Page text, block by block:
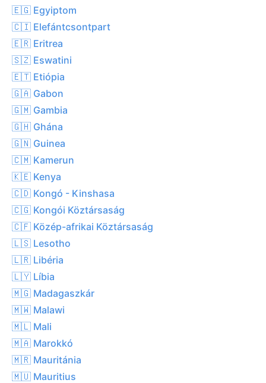
🇪🇬 Egyiptom
🇨🇮 Elefántcsontpart
🇪🇷 Eritrea
🇸🇿 Eswatini
🇪🇹 Etiópia
🇬🇦 Gabon
🇬🇲 Gambia
🇬🇭 Ghána
🇬🇳 Guinea
🇨🇲 Kamerun
🇰🇪 Kenya
🇨🇩 Kongó - Kinshasa
🇨🇬 Kongói Köztársaság
🇨🇫 Közép-afrikai Köztársaság
🇱🇸 Lesotho
🇱🇷 Libéria
🇱🇾 Líbia
🇲🇬 Madagaszkár
🇲🇼 Malawi
🇲🇱 Mali
🇲🇦 Marokkó
🇲🇷 Mauritánia
🇲🇺 Mauritius